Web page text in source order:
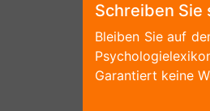
Schreiben
Bleiben Sie auf
Garantiert keine